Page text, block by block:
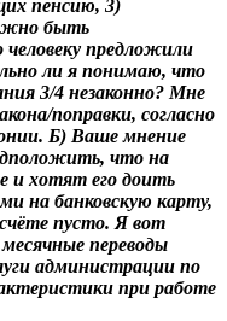
пенсию, 3)
быть
предложили
ли я понимаю, что
3/4 незаконно? Мне
поправки, согласно
Б) Ваше мнение
что на
и хотят его доить
на банковскую карту,
пусто. Я вот
переводы
администрации по
при работе